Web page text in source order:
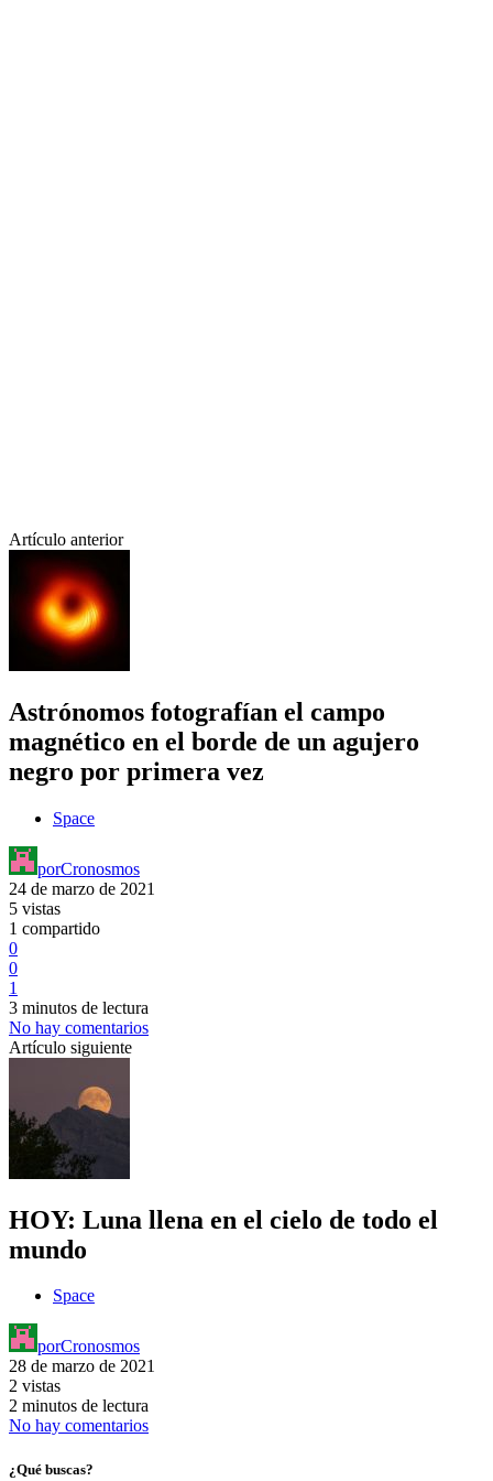
Artículo anterior
Astrónomos fotografían el campo
magnético en el borde de un agujero
negro por primera vez
Space
porCronosmos
24 de marzo de 2021
5 vistas
1 compartido
0
0
1
3 minutos de lectura
No hay comentarios
Artículo siguiente
HOY: Luna llena en el cielo de todo el
mundo
Space
porCronosmos
28 de marzo de 2021
2 vistas
2 minutos de lectura
No hay comentarios
¿Qué buscas?